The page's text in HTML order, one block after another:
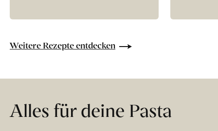
Weitere Rezepte entdecken
Alles für deine Pasta